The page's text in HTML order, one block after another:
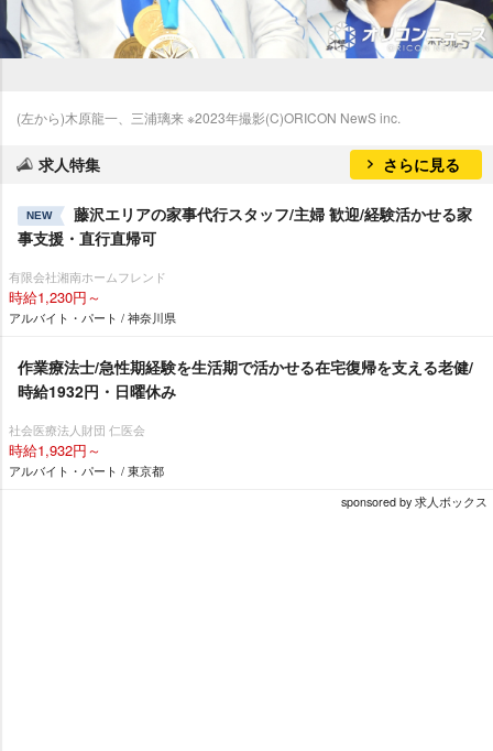
(左から)木原龍一、三浦璃来 ※2023年撮影(C)ORICON NewS inc.
求人特集 さらに見る
NEW
藤沢エリアの家事代行スタッフ/主婦 歓迎/経験活かせる家
事支援・直行直帰可
有限会社湘南ホームフレンド
時給1,230円～
アルバイト・パート / 神奈川県
作業療法士/急性期経験を生活期で活かせる在宅復帰を支える老健/
時給1932円・日曜休み
社会医療法人財団 仁医会
時給1,932円～
アルバイト・パート / 東京都
sponsored by 求人ボックス